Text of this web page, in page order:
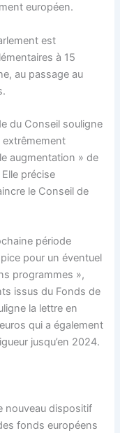
européen.
est
à 15
au passage au
du Conseil souligne
augmentation » de
Elle précise
le Conseil de
période
pour un éventuel
programmes »,
issus du Fonds de
la lettre en
qui a également
jusqu’en 2024.
nouveau dispositif
fonds européens